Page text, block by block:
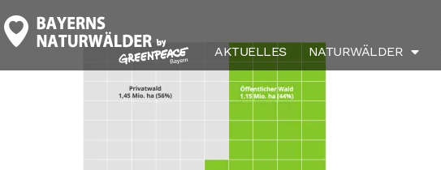
AKTUELLES NATURWÄLDER
waldschutz_bayern2